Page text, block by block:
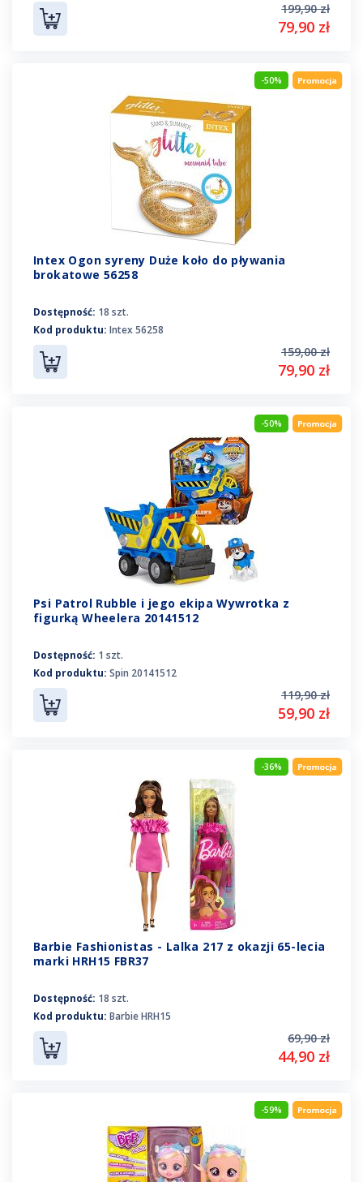
199,90 zł
79,90 zł
-50%
Intex Ogon syreny Duże koło do pływania
brokatowe 56258
Dostępność: 18 szt.
Kod produktu: Intex 56258
159,00 zł
79,90 zł
-50%
Psi Patrol Rubble i jego ekipa Wywrotka z
figurką Wheelera 20141512
Dostępność: 1 szt.
Kod produktu: Spin 20141512
119,90 zł
59,90 zł
-36%
Barbie Fashionistas - Lalka 217 z okazji 65-lecia
marki HRH15 FBR37
Dostępność: 18 szt.
Kod produktu: Barbie HRH15
69,90 zł
44,90 zł
-59%